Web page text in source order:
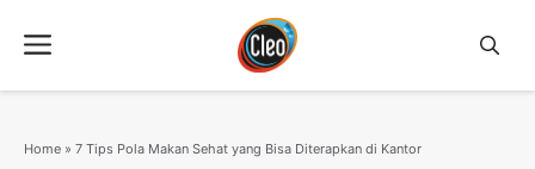
Menu
Home » 7 Tips Pola Makan Sehat yang Bisa Diterapkan di Kantor